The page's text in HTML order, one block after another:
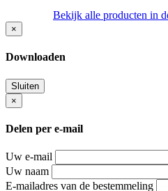
Bekijk alle producten in
×
Downloaden
Sluiten
×
Delen per e-mail
Uw e-mail
Uw naam
E-mailadres van de bestemmeling